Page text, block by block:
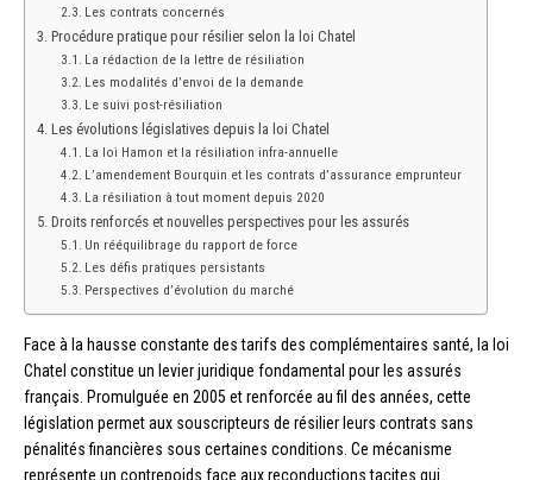
Les contrats concernés
Procédure pratique pour résilier selon la loi Chatel
La rédaction de la lettre de résiliation
Les modalités d’envoi de la demande
Le suivi post-résiliation
Les évolutions législatives depuis la loi Chatel
La loi Hamon et la résiliation infra-annuelle
L’amendement Bourquin et les contrats d’assurance emprunteur
La résiliation à tout moment depuis 2020
Droits renforcés et nouvelles perspectives pour les assurés
Un rééquilibrage du rapport de force
Les défis pratiques persistants
Perspectives d’évolution du marché
Face à la hausse constante des tarifs des complémentaires santé, la loi
Chatel constitue un levier juridique fondamental pour les assurés
français. Promulguée en 2005 et renforcée au fil des années, cette
législation permet aux souscripteurs de résilier leurs contrats sans
pénalités financières sous certaines conditions. Ce mécanisme
représente un contrepoids face aux reconductions tacites qui